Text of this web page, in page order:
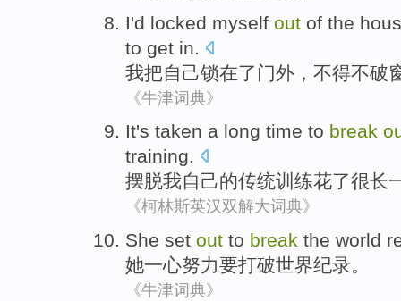
I'd locked myself out of the
to get in
我把自己锁在了 门外， 不得不破
《牛津词典》
It's taken a long time to break
training.
摆脱我自己的传统训练花了很长
《柯林斯英汉双解大词典》
She set out to break the world
她一心努力要打破世界纪录。
《牛津词典》